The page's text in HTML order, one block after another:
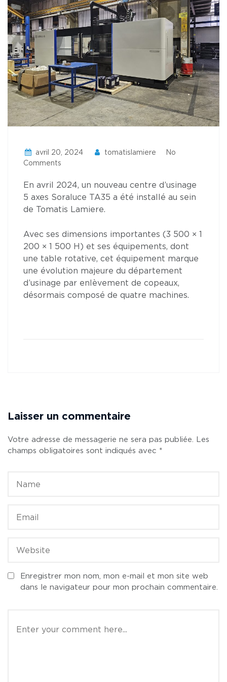
avril 20, 2024 tomatislamiere
No
Comments
En avril 2024, un nouveau centre d’usinage
5 axes Soraluce TA35 a été installé au sein
de Tomatis Lamiere.
Avec ses dimensions importantes (3 500 × 1
200 × 1 500 H) et ses équipements, dont
une table rotative, cet équipement marque
une évolution majeure du département
d’usinage par enlèvement de copeaux,
désormais composé de quatre machines.
Laisser un commentaire
Votre adresse de messagerie ne sera pas publiée. Les
champs obligatoires sont indiqués avec *
Enregistrer mon nom, mon e-mail et mon site web
dans le navigateur pour mon prochain commentaire.